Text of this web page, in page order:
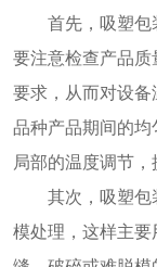
首先，吸塑包
要注意检查产品
要求，从而对设
品种产品期间的
局部的温度调节，
其次，吸塑包
模处理，这样主